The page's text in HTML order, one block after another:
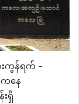
းကွန်ရက် –
နေ
ရှိ